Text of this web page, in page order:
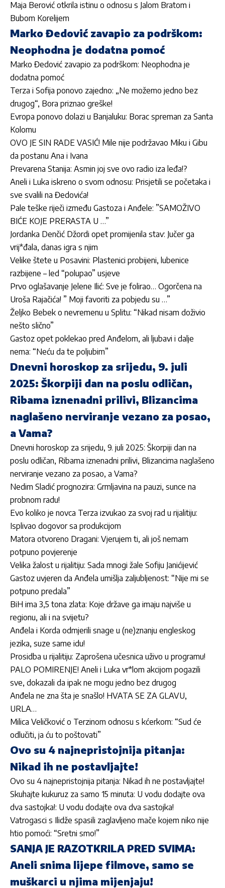
Maja Berović otkrila istinu o odnosu s Jalom Bratom i
Bubom Korelijem
Marko Đedović zavapio za podrškom:
Neophodna je dodatna pomoć
Marko Đedović zavapio za podrškom: Neophodna je
dodatna pomoć
Terza i Sofija ponovo zajedno: „Ne možemo jedno bez
drugog“, Bora priznao greške!
Evropa ponovo dolazi u Banjaluku: Borac spreman za Santa
Kolomu
OVO JE SIN RADE VASIĆ! Mile nije podržavao Miku i Gibu
da postanu Ana i Ivana
Prevarena Stanija: Asmin joj sve ovo radio iza leđa!?
Aneli i Luka iskreno o svom odnosu: Prisjetili se početaka i
sve svalili na Đedovića!
Pale teške riječi između Gastoza i Anđele: ”SAMOŽIVO
BIĆE KOJE PRERASTA U …”
Jordan­ka Denčić Džordi opet promijenila stav: Jučer ga
vrij*đala, danas igra s njim
Velike štete u Posavini: Plastenici probijeni, lubenice
razbijene – led “polupao” usjeve
Prvo oglašavanje Jelene Ilić: Sve je folirao… Ogorčena na
Uroša Rajačića! ” Moji favoriti za pobjedu su …”
Željko Bebek o nevremenu u Splitu: “Nikad nisam doživio
nešto slično”
Gastoz opet poklekao pred Anđelom, ali ljubavi i dalje
nema: “Neću da te poljubim”
Dnevni horoskop za srijedu, 9. juli
2025: Škorpiji dan na poslu odličan,
Ribama iznenadni prilivi, Blizancima
naglašeno nerviranje vezano za posao,
a Vama?
Dnevni horoskop za srijedu, 9. juli 2025: Škorpiji dan na
poslu odličan, Ribama iznenadni prilivi, Blizancima naglašeno
nerviranje vezano za posao, a Vama?
Nedim Sladić prognozira: Grmljavina na pauzi, sunce na
probnom radu!
Evo koliko je novca Terza izvukao za svoj rad u rijalitiju:
Isplivao dogovor sa produkcijom
Matora otvoreno Dragani: Vjerujem ti, ali još nemam
potpuno povjerenje
Velika žalost u rijalitiju: Sada mnogi žale Sofiju Janićijević
Gastoz uvjeren da Anđela umišlja zaljubljenost: “Nije mi se
potpuno predala”
BiH ima 3,5 tona zlata: Koje države ga imaju najviše u
regionu, ali i na svijetu?
Anđela i Korda odmjerili snage u (ne)znanju engleskog
jezika, suze same idu!
Prosidba u rijalitiju: Zaprošena učesnica uživo u programu!
PALO POMIRENJE! Aneli i Luka vr*lom akcijom pogazili
sve, dokazali da ipak ne mogu jedno bez drugog
Anđela ne zna šta je snašlo! HVATA SE ZA GLAVU,
URLA…
Milica Veličković o Terzinom odnosu s kćerkom: “Sud će
odlučiti, ja ću to poštovati”
Ovo su 4 najnepristojnija pitanja:
Nikad ih ne postavljajte!
Ovo su 4 najnepristojnija pitanja: Nikad ih ne postavljajte!
Skuhajte kukuruz za samo 15 minuta: U vodu dodajte ova
dva sastojka!: U vodu dodajte ova dva sastojka!
Vatrogasci s Ilidže spasili zaglavljeno mače kojem niko nije
htio pomoći: “Sretni smo!”
SANJA JE RAZOTKRILA PRED SVIMA:
Aneli snima lijepe filmove, samo se
muškarci u njima mijenjaju!